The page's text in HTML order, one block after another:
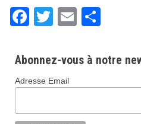
Fa
b
o
o
k
T
tt
er
E
ai
P
ta
r
Abonnez-vous à notre
Adresse Email